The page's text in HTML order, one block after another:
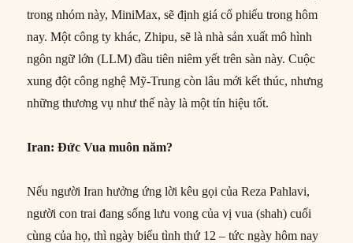
trong nhóm này, MiniMax, sẽ định giá cổ phiếu trong hôm
nay. Một công ty khác, Zhipu, sẽ là nhà sản xuất mô hình
ngôn ngữ lớn (LLM) đầu tiên niêm yết trên sàn này. Cuộc
xung đột công nghệ Mỹ-Trung còn lâu mới kết thúc, nhưng
những thương vụ như thế này là một tín hiệu tốt.
Iran: Đức Vua muôn năm?
Nếu người Iran hưởng ứng lời kêu gọi của Reza Pahlavi,
người con trai đang sống lưu vong của vị vua (shah) cuối
cùng của họ, thì ngày biểu tình thứ 12 – tức ngày hôm nay